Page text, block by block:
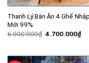
Thanh Lý Bàn Ăn 4 Ghế
Mới 99%
6.000.000₫ Giá
4.700.000₫Giá
hiện